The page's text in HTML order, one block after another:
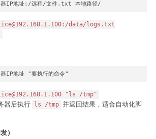
器IP地址:/远程/文件.txt 本地路径/
data/logs.txt
IP地址 "要执行的命令"
"ls /tmp"
器后执行 ls /tmp 并返回结果，适合自动化脚
）